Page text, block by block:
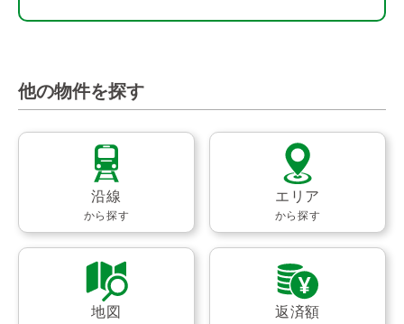
他の物件を探す
沿線
から探す
エリア
から探す
地図 返済額